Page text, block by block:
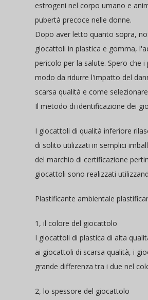
estrogeni nel corpo umano e
pubertà precoce nelle donne.
Dopo aver letto quanto sopra,
giocattoli in plastica e gomma,
pericolo per la salute. Spero che
modo da ridurre l'impatto del
scarsa qualità e come
Il metodo di identificazione dei
I giocattoli di qualità inferiore
di solito utilizzati in semplici
del marchio di certificazione
giocattoli sono realizzati
Plastificante ambientale
1, il colore del giocattolo
I giocattoli di plastica di alta
ai giocattoli di scarsa qualità, i
grande differenza tra i due nel
2, lo spessore del giocattolo